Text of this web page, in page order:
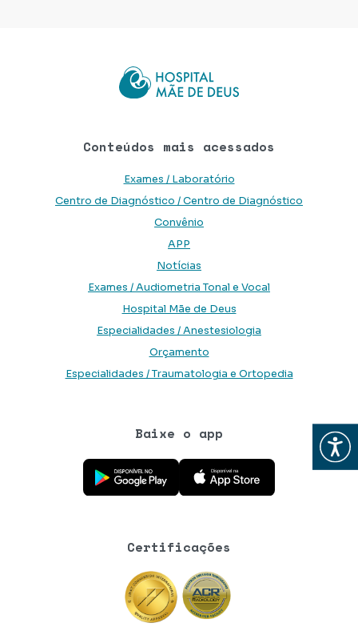
Abrir
Conteúdos mais acessados
Exames / Laboratório
Centro de Diagnóstico / Centro de Diagnóstico
Convênio
APP
Notícias
Exames / Audiometria Tonal e Vocal
Hospital Mãe de Deus
Especialidades / Anestesiologia
Orçamento
Especialidades / Traumatologia e Ortopedia
Baixe o app
Baixe o aplicativo na Google Play Store
Baixe o aplicativo na App Store
Certificações